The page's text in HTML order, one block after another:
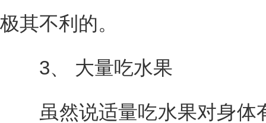
极其不利的。
3、 大量吃水果
虽然说适量吃水果对身体